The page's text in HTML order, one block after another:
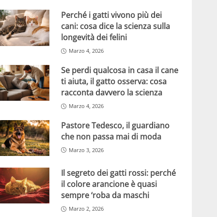
Perché i gatti vivono più dei
cani: cosa dice la scienza sulla
longevità dei felini
Marzo 4, 2026
Se perdi qualcosa in casa il cane
ti aiuta, il gatto osserva: cosa
racconta davvero la scienza
Marzo 4, 2026
Pastore Tedesco, il guardiano
che non passa mai di moda
Marzo 3, 2026
Il segreto dei gatti rossi: perché
il colore arancione è quasi
sempre ‘roba da maschi
Marzo 2, 2026